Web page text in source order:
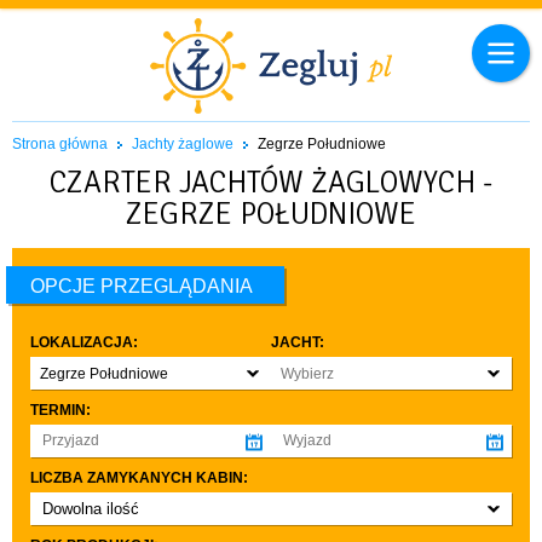
Strona główna Jachty żaglowe Zegrze Południowe
CZARTER JACHTÓW ŻAGLOWYCH -
ZEGRZE POŁUDNIOWE
OPCJE PRZEGLĄDANIA
LOKALIZACJA:
Zegrze Południowe
JACHT:
Wybierz
TERMIN:
LICZBA ZAMYKANYCH KABIN:
Dowolna ilość